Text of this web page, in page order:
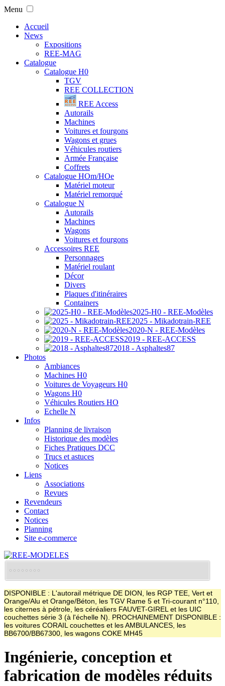
Menu
Accueil
News
Expositions
REE-MAG
Catalogue
Catalogue H0
TGV
REE COLLECTION
REE Access
Autorails
Machines
Voitures et fourgons
Wagons et grues
Véhicules routiers
Armée Française
Coffrets
Catalogue HOm/HOe
Matériel moteur
Matériel remorqué
Catalogue N
Autorails
Machines
Wagons
Voitures et fourgons
Accessoires REE
Personnages
Matériel roulant
Décor
Divers
Plaques d'itinéraires
Containers
2025-H0 - REE-Modèles
2025 - Mikadotrain-REE
2020-N - REE-Modèles
2019 - REE-ACCESS
2018 - Asphaltes87
Photos
Ambiances
Machines H0
Voitures de Voyageurs H0
Wagons H0
Véhicules Routiers HO
Echelle N
Infos
Planning de livraison
Historique des modèles
Fiches Pratiques DCC
Trucs et astuces
Notices
Liens
Associations
Revues
Revendeurs
Contact
Notices
Planning
Site e-commerce
DISPONIBLE : L'autorail métrique DE DION, les RGP TEE, Vert et
Orange/Alu et Orange/Béton, les TGV Rame 5 et Tri-courant n°110,
les citernes à pétrole, les céréaliers FAUVET-GIREL et les UIC
couchettes série 3 (à l'échelle N). PROCHAINEMENT DISPONIBLE :
les voitures CORAIL couchettes et les AMBULANCES, les
BB6700/BB67300, les wagons COKE MH45
Ingénierie, conception et
fabrication de modèles réduits